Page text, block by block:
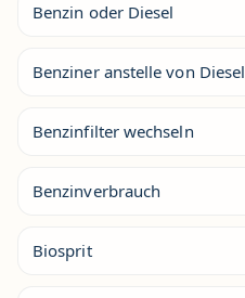
Benzin oder Diesel
Benziner anstelle von Diesel
Benzinfilter wechseln
Benzinverbrauch
Biosprit